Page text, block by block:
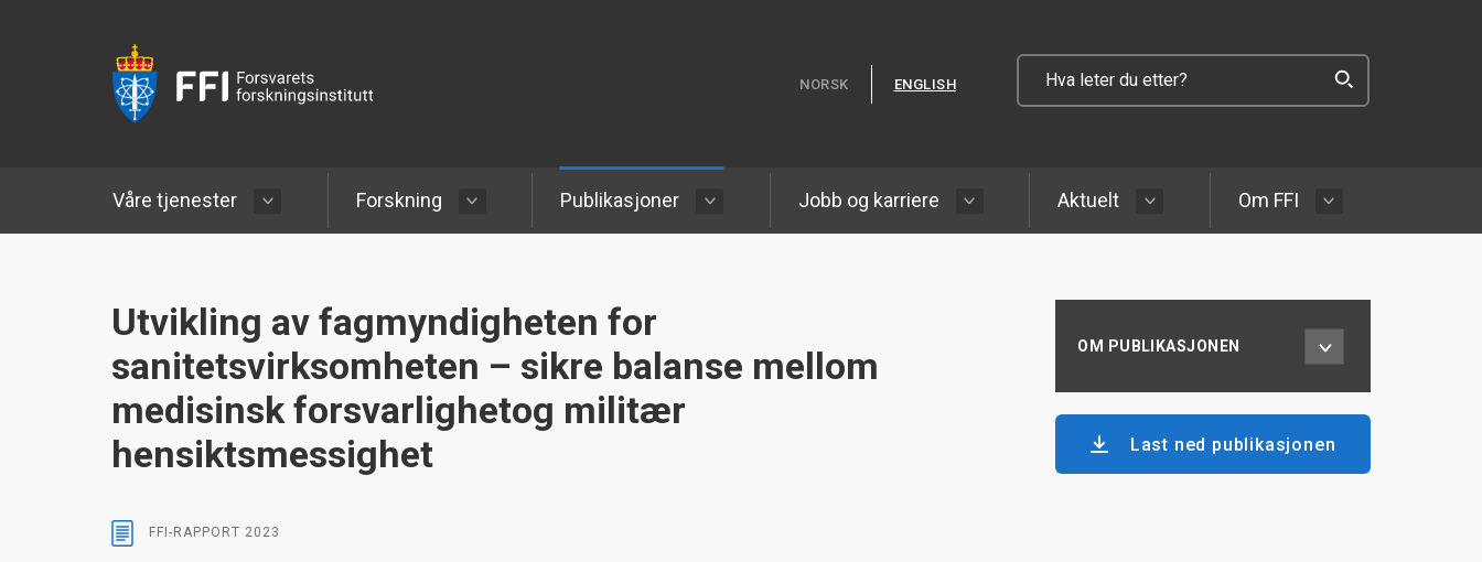
NORSK ENGLISH
Våre tjenester Forskning Publikasjoner Jobb og karriere Aktuelt Om FFI
Utvikling av fagmyndigheten for
sanitetsvirksomheten – sikre balanse mellom
medisinsk forsvarlighetog militær
hensiktsmessighet
FFI-RAPPORT 2023
OM PUBLIKASJONEN
Last ned publikasjonen